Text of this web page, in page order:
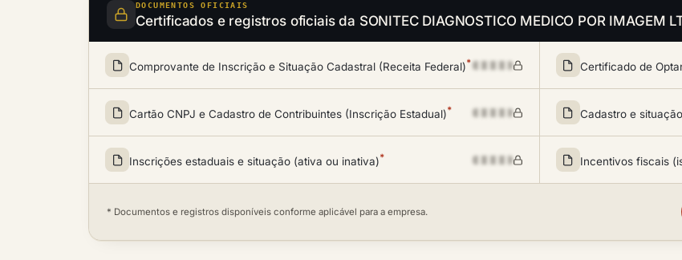
DOCUMENTOS OFICIAIS
Certificados e registros oficiais da SONITEC DIAGNOSTICO MEDICO POR IMAGEM
Comprovante de Inscrição e Situação Cadastral (Receita Federal)* Certificado de
Cartão CNPJ e Cadastro de Contribuintes (Inscrição Estadual)* Cadastro e
Inscrições estaduais e situação (ativa ou inativa)* Incentivos fiscais
* Documentos e registros disponíveis conforme aplicável para a empresa.